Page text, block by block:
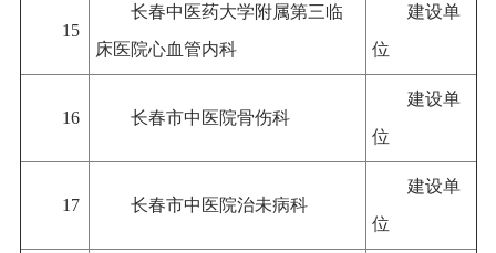
15
长春中医药大学附属第三临
床医院心血管内科
建设单
位
16 长春市中医院骨伤科
建设单
位
17 长春市中医院治未病科
建设单
位